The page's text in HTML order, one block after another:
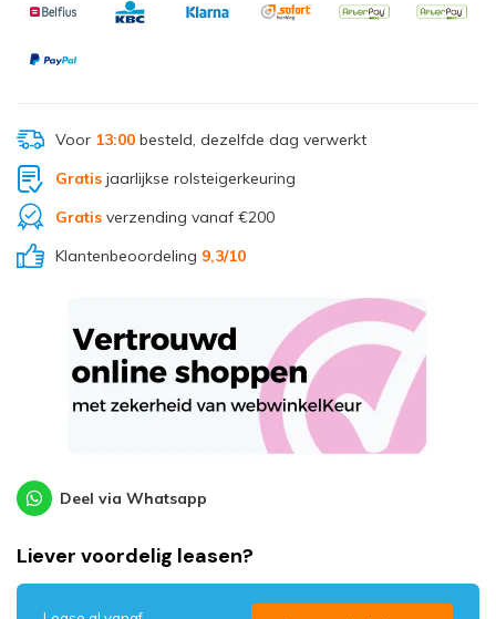
Voor 13:00besteld, dezelfde dag verwerkt
Gratisjaarlijkse rolsteigerkeuring
Gratisverzending vanaf €200
Klantenbeoordeling 9,3/10
Deel via Whatsapp
Liever voordelig leasen?